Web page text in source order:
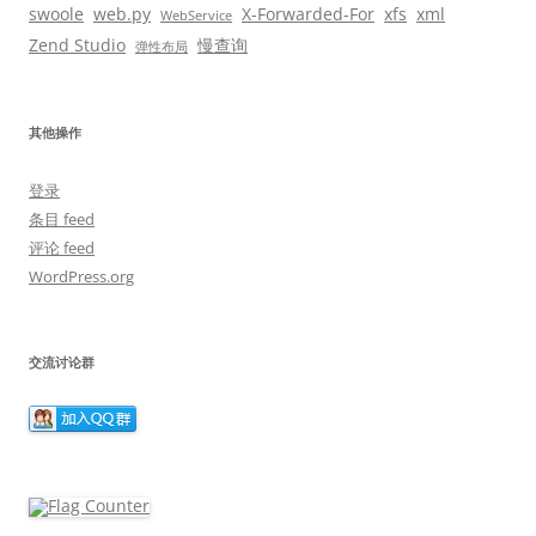
swoole web.py WebService X-Forwarded-For xfs xml
Zend Studio 弹性布局 慢查询
其他操作
登录
条目 feed
评论 feed
WordPress.org
交流讨论群